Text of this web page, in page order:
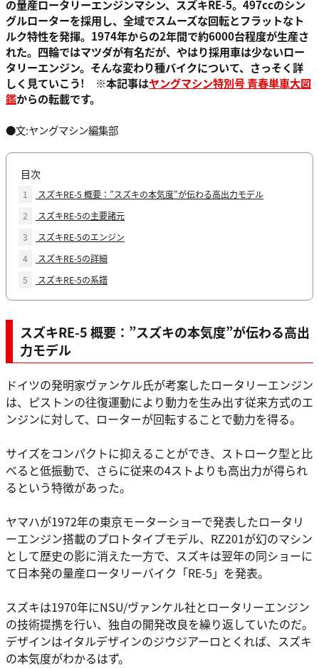
の量産ロータリーエンジンマシン、スズキRE-5。497ccのシン
グルローターを採用し、全域でスムーズな回転とフラットなト
ルク特性を発揮。1974年からの2年間で約6000台程度が生産さ
れた。四輪ではマツダが有名だが、やはり採用車は少ないロー
タリーエンジン。そんな変わり種バイクについて、さっそく詳
しく見ていこう! ※本記事はヤングマシン特別号 青春単車大図
鑑からの転載です。
●文:ヤングマシン編集部
目次
1
スズキRE-5 概要：”スズキの本気度”が伝わる高出力モデル
2
スズキRE-5の主要諸元
3
スズキRE-5のエンジン
4
スズキRE-5の詳細
5
スズキRE-5の系譜
スズキRE-5 概要：”スズキの本気度”が伝わる高出
力モデル
ドイツの発明家ヴァンケル氏が考案したロータリーエンジン
は、ピストンの往復運動により動力を生み出す従来方式のエ
ンジンに対して、ローターが回転することで動力を得る。
サイズをコンパクトに抑えることができ、ストローク型と比
べると低振動で、さらに従来の4ストよりも高出力が得られ
るという特徴があった。
ヤマハが1972年の東京モーターショーで発表したロータリ
ーエンジン搭載のプロトタイプモデル、RZ201が幻のマシン
として歴史の影に消えた一方で、スズキは翌年の同ショーに
て日本発の量産ロータリーバイク「RE-5」を発表。
スズキは1970年にNSU/ヴァンケル社とロータリーエンジン
の技術提携を行い、独自の開発改良を繰り返していたのだ。
デザインはイタルデザインのジウジアーロとくれば、スズキ
の本気度がわかるはず。